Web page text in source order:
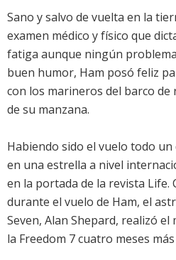
Sano y salvo de vuelta en la
examen médico y físico que
fatiga aunque ningún
buen humor, Ham posó feliz
con los marineros del barco
de su manzana.
Habiendo sido el vuelo todo
en una estrella a nivel
en la portada de la revista Life.
durante el vuelo de Ham, el
Seven, Alan Shepard, realizó
la Freedom 7 cuatro meses